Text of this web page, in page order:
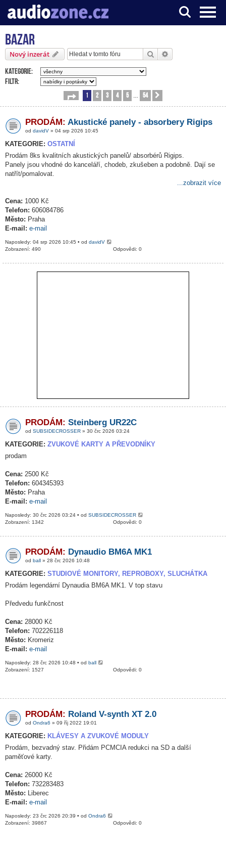
Server o digitálním zpracování zvuku
Bazar
Nový inzerát Hledat
Kategorie:
Filtr:
Stránka 1z 54
1 2 3 4 5 54
PRODÁM: Akustické panely - absorbery Rigips
od davidV » 04 srp 2026 10:45
KATEGORIE: OSTATNÍ
Prodám 8ks kvalitních akustických panelů/ absorbérů Rigips.
Panely jsou vhodné do kanceláří, chodeb, zkušeben a podobně. Dají se
natřít/pomalovat.
...zobrazit více
Cena: 1000 Kč
Telefon: 606084786
Město: Praha
E-mail: e-mail
Naposledy: 04 srp 2026 10:45 • od davidV
Odpovědi: 0
Zobrazení: 490
PRODÁM: Steinberg UR22C
od SUBSIDECROSSER » 30 črc 2026 03:24
KATEGORIE: ZVUKOVÉ KARTY A PŘEVODNÍKY
prodam
Cena: 2500 Kč
Telefon: 604345393
Město: Praha
E-mail: e-mail
Naposledy: 30 črc 2026 03:24 • od SUBSIDECROSSER
Odpovědi: 0
Zobrazení: 1342
PRODÁM: Dynaudio BM6A MK1
od ball » 28 črc 2026 10:48
KATEGORIE: STUDIOVÉ MONITORY, REPROBOXY, SLUCHÁTKA
Prodám legendární Dynaudia BM6A MK1. V top stavu
Předvedu funkčnost
Cena: 28000 Kč
Telefon: 702226118
Město: Kromeriz
E-mail: e-mail
Naposledy: 28 črc 2026 10:48 • od ball
Odpovědi: 0
Zobrazení: 1527
PRODÁM: Roland V-synth XT 2.0
od Ondra6 » 09 říj 2022 19:01
KATEGORIE: KLÁVESY A ZVUKOVÉ MODULY
Prodám, bezvadný stav. Přidám PCMCIA redukci na SD a další
paměťové karty.
Cena: 26000 Kč
Telefon: 732283483
Město: Liberec
E-mail: e-mail
Naposledy: 23 črc 2026 20:39 • od Ondra6
Odpovědi: 0
Zobrazení: 39867